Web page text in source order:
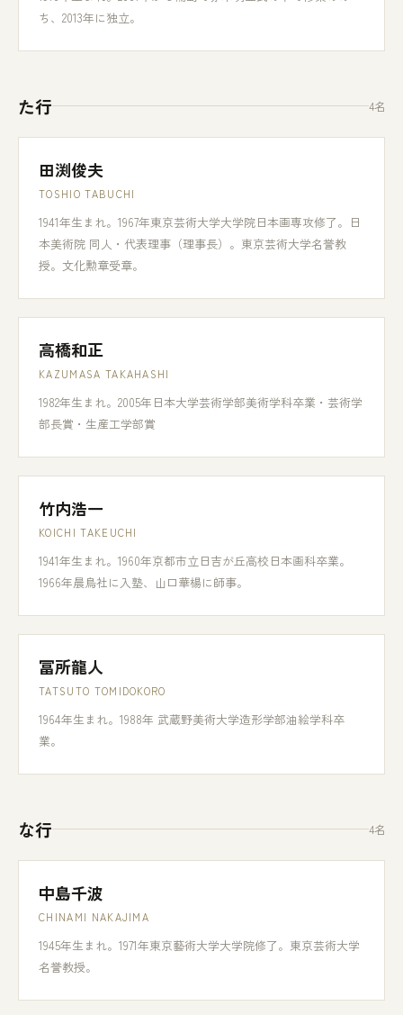
ち、2013年に独立。
た行 4名
田渕俊夫
TOSHIO TABUCHI
1941年生まれ。1967年東京芸術大学大学院日本画専攻修了。日
本美術院 同人・代表理事（理事長）。東京芸術大学名誉教
授。文化勲章受章。
高橋和正
KAZUMASA TAKAHASHI
1982年生まれ。2005年日本大学芸術学部美術学科卒業・芸術学
部長賞・生産工学部賞
竹内浩一
KOICHI TAKEUCHI
1941年生まれ。1960年京都市立日吉が丘高校日本画科卒業。
1966年晨鳥社に入塾、山口華楊に師事。
冨所龍人
TATSUTO TOMIDOKORO
1964年生まれ。1988年 武蔵野美術大学造形学部油絵学科卒
業。
な行 4名
中島千波
CHINAMI NAKAJIMA
1945年生まれ。1971年東京藝術大学大学院修了。東京芸術大学
名誉教授。